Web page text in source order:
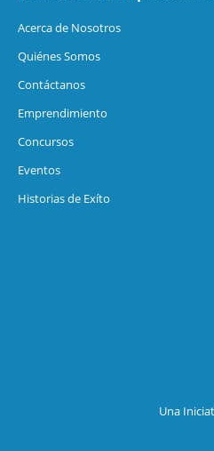
Acerca de Nosotros
Quiénes Somos
Contáctanos
Emprendimiento
Concursos
Eventos
Historias de Exíto
Una